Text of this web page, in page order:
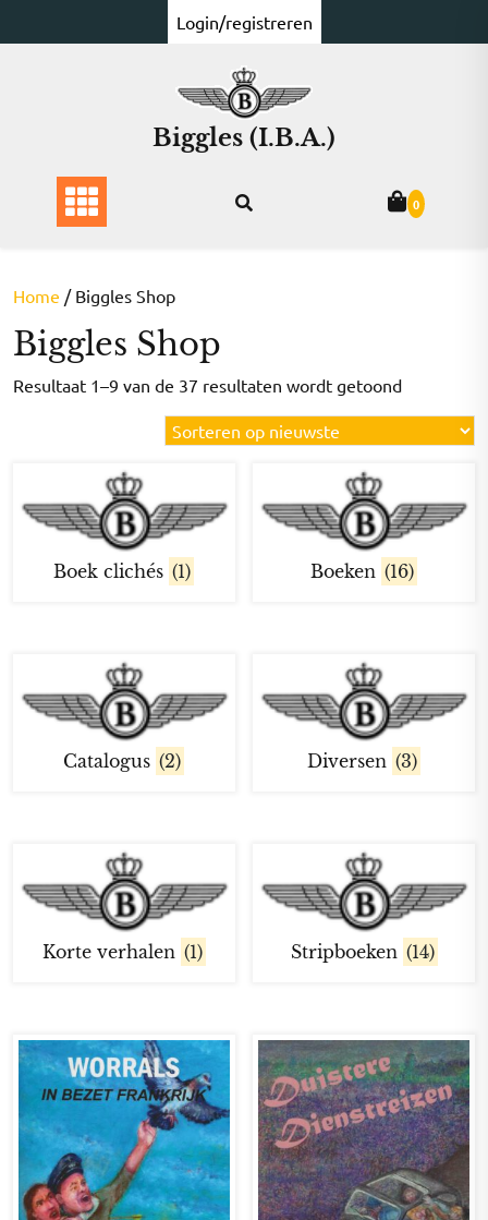
naar
Login/registreren
Biggles (I.B.A.)
0
Home / Biggles Shop
Biggles Shop
Resultaat 1–9 van de 37 resultaten wordt getoondGesorteerd
op
nieuwste
Boek clichés (1) Boeken (16)
Catalogus (2) Diversen (3)
Korte verhalen (1) Stripboeken (14)